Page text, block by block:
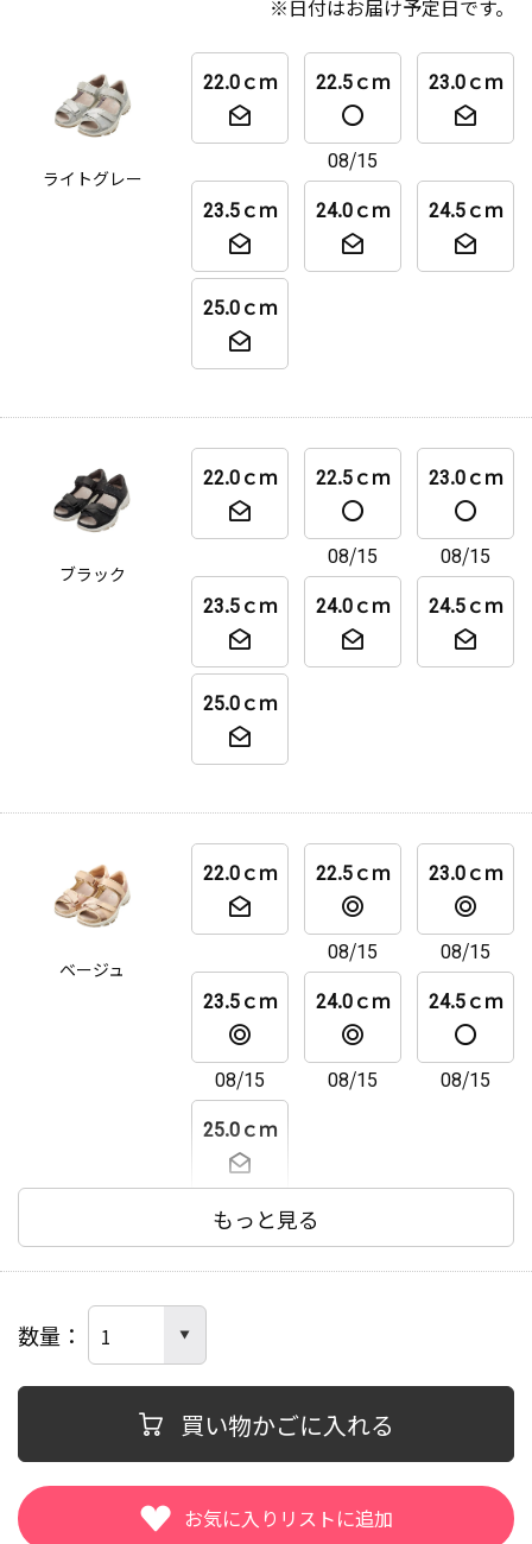
日付はお届け予定日です。
ライトグレー
22.0ｃｍ 22.5ｃｍ
08/15
23.0ｃｍ
23.5ｃｍ 24.0ｃｍ 24.5ｃｍ
25.0ｃｍ
ブラック
22.0ｃｍ 22.5ｃｍ
08/15
23.0ｃｍ
08/15
23.5ｃｍ
24.0ｃｍ 24.5ｃｍ
25.0ｃｍ
ベージュ
22.0ｃｍ 22.5ｃｍ
08/15
23.0ｃｍ
08/15
23.5ｃｍ
08/15
24.0ｃｍ
08/15
24.5ｃｍ
08/15
25.0ｃｍ
もっと見る
数量
買い物かごに入れる